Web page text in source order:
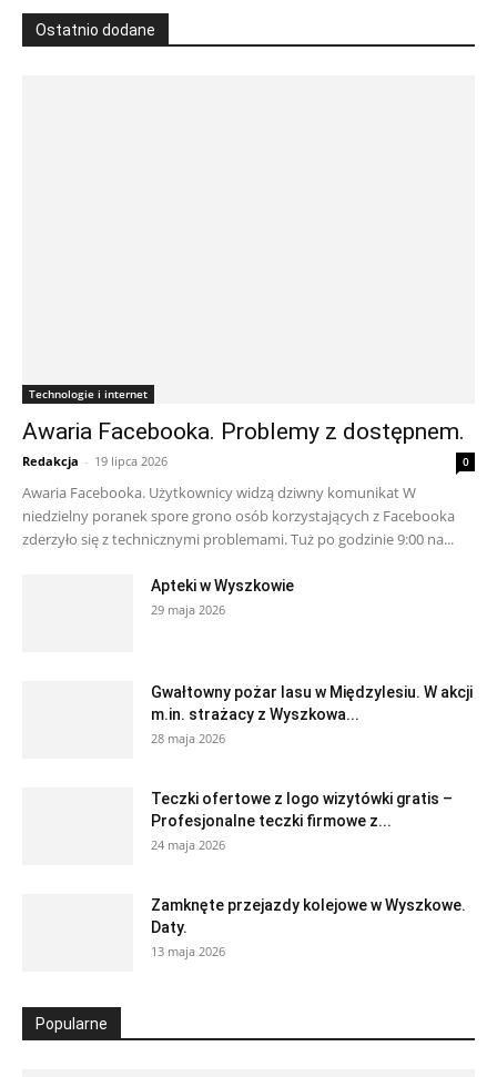
Ostatnio dodane
Technologie i internet
Awaria Facebooka. Problemy z dostępnem.
Redakcja - 19 lipca 2026 0
Awaria Facebooka. Użytkownicy widzą dziwny komunikat W
niedzielny poranek spore grono osób korzystających z Facebooka
zderzyło się z technicznymi problemami. Tuż po godzinie 9:00 na...
Apteki w Wyszkowie
29 maja 2026
Gwałtowny pożar lasu w Międzylesiu. W akcji
m.in. strażacy z Wyszkowa...
28 maja 2026
Teczki ofertowe z logo wizytówki gratis –
Profesjonalne teczki firmowe z...
24 maja 2026
Zamknęte przejazdy kolejowe w Wyszkowe.
Daty.
13 maja 2026
Popularne